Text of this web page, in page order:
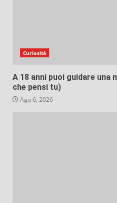
Curiosità
A 18 anni puoi guidare una
che pensi tu)
Ago 6, 2026